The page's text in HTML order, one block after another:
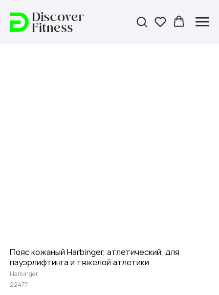
Пояс кожаный Harbinger, атлетический, для
пауэрлифтинга и тяжелой атлетики
Harbinger
22477